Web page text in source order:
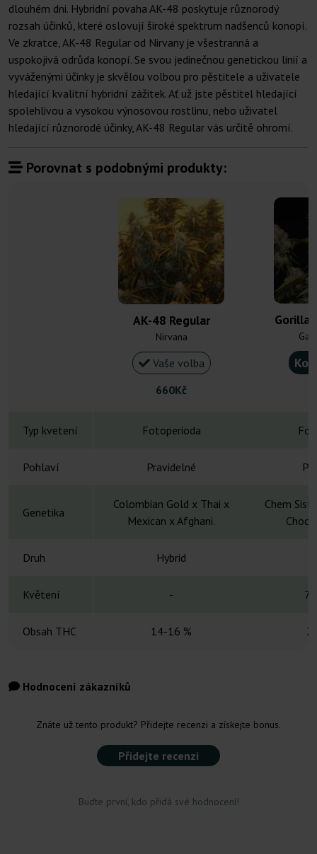
dlouhém dni. Hybridní povaha AK-48 poskytuje různorodý
rozsah účinků, které oslovují široké spektrum nadšenců konopí.
Ve zkratce, AK-48 Regular od Nirvany je všestranná a
uspokojivá odrůda konopí. Se svou jedinečnou genetickou linií a
vyváženými účinky je skvělou volbou pro pěstitele a uživatele
hledající kvalitní hybridní zážitek. Ať už jste pěstitel hledající
spolehlivou a vysokou výnosovou rostlinu, nebo uživatel
hledající různorodé účinky, AK-48 Regular vás určitě ohromí.
Porovnat s podobnými produkty:
AK-48 Regular
Nirvana
Vaše volba
660Kč
Gorilla
Typ kvetení Fotoperioda
Pohlaví Pravidelné
Genetika
Colombian Gold x Thai x
Mexican x Afghani.
Chem
Druh Hybrid
Květení - 7-
Obsah THC 14-16 %
Hodnocení zákazníků
Znáte už tento produkt? Přidejte recenzi a získejte bonus.
Přidejte recenzi
Buďte první, kdo přidá své hodnocení!